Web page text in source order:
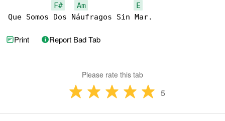
F#
Am
E
Que Somos Dos Náufragos Sin Mar.
Print Report Bad Tab
Please rate this tab
5